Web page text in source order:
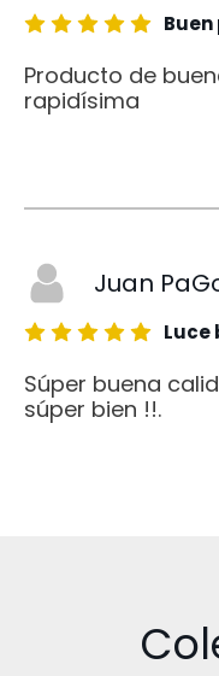
Producto de
rapidísima
Juan
Luce
Súper buena
súper bien !!.